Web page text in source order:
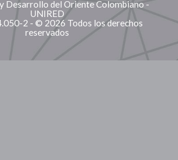
Desarrollo del Oriente Colombiano -
UNIRED
2 - © 2026 Todos los derechos
reservados